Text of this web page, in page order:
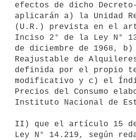
efectos de dicho
aplicarán a) la Unidad
(U.R.) prevista en el
Inciso 2° de la Ley N°
de diciembre de 1968, b)
Reajustable de
definida por el propio
modificativo y c) el
Precios del Consumo
Instituto Nacional de
II) que el artículo 15
Ley N° 14.219, según